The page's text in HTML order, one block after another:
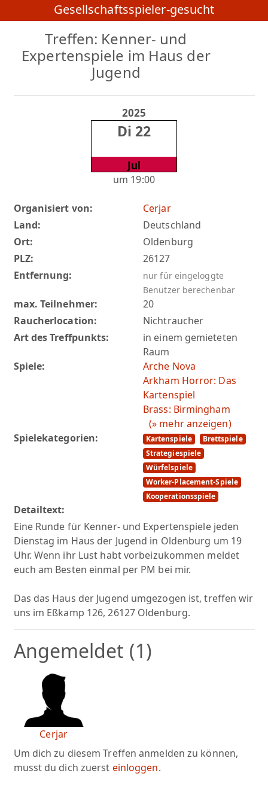
Gesellschaftsspieler-gesucht
Treffen: Kenner- und
Expertenspiele im Haus der
Jugend
Organisiert von:
Cerjar
Land:
Deutschland
Ort:
Oldenburg
PLZ:
26127
Entfernung:
nur für eingeloggte
Benutzer berechenbar
max. Teilnehmer:
20
Raucherlocation:
Nichtraucher
Art des Treffpunkts:
in einem gemieteten
Raum
Spiele:
Arche Nova
Arkham Horror: Das
Kartenspiel
Brass: Birmingham
(» mehr anzeigen)
Spielekategorien:
Kartenspiele
Brettspiele
Strategiespiele
Würfelspiele
Worker-Placement-Spiele
Kooperationsspiele
Detailtext:
Eine Runde für Kenner- und Expertenspiele jeden
Dienstag im Haus der Jugend in Oldenburg um 19
Uhr. Wenn ihr Lust habt vorbeizukommen meldet
euch am Besten einmal per PM bei mir.
Das das Haus der Jugend umgezogen ist, treffen wir
uns im Eßkamp 126, 26127 Oldenburg.
2025
Di 22
Jul
um 19:00
Angemeldet (1)
Cerjar
Um dich zu diesem Treffen anmelden zu können,
musst du dich zuerst einloggen.